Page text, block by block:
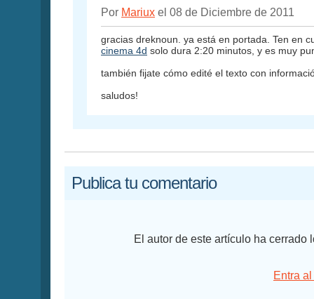
Por Mariux el 08 de Diciembre de 2011
gracias dreknoun. ya está en portada. Ten en
cinema 4d solo dura 2:20 minutos, y es muy
también fijate cómo edité el texto con
saludos!
Publica tu comentario
El autor de este artículo ha cerrado
Entra